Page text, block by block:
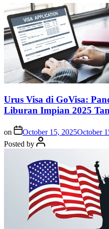
Urus Visa di GoVisa:
Liburan Impian 2025
on October 15, 2025October
Posted by